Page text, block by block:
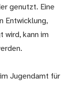
genutzt. Eine
Entwicklung,
wird, kann im
Jugendamt für